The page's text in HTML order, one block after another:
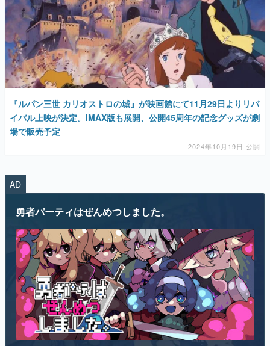
『ルパン三世 カリオストロの城』が映画館にて11月29日よりリバ
イバル上映が決定。IMAX版も展開、公開45周年の記念グッズが劇
場で販売予定
2024年10月19日 公開
AD
勇者パーティはぜんめつしました。